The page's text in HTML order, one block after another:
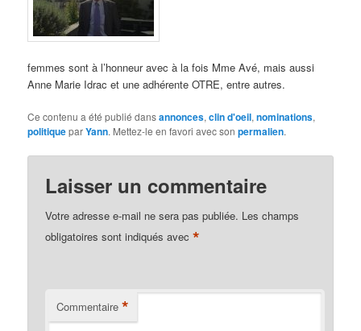
femmes sont à l’honneur avec à la fois Mme Avé, mais aussi
Anne Marie Idrac et une adhérente OTRE, entre autres.
Ce contenu a été publié dansannonces,clin d'oeil,nominations,
politiqueparYann. Mettez-le en favori avec sonpermalien.
Laisser un commentaire
Votre adresse e-mail ne sera pas publiée. Les champs
obligatoires sont indiqués avec*
Commentaire *